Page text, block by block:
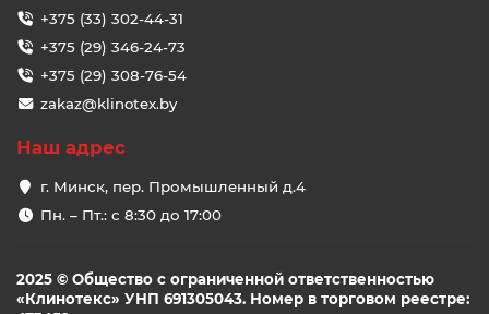
+375 (33) 302-44-31
+375 (29) 346-24-73
+375 (29) 308-76-54
zakaz@klinotex.by
Наш адрес
г. Минск, пер. Промышленный д.4
Пн. – Пт.: с 8:30 до 17:00
2025 © Общество с ограниченной ответственностью
«Клинотекс» УНП 691305043. Номер в торговом реестре: